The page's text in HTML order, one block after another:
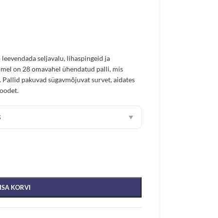
seljavalu, lihaspingeid ja
on 28 omavahel ühendatud palli, mis
pakuvad sügavmõjuvat survet, aidates
▼
KORVI